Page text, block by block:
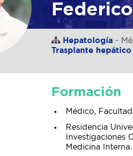
Hepatología -
Trasplante
Formación
Médico,
Residencia
Investigaciones
Medicina